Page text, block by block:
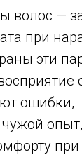
волос —
при
эти
ошибки,
при